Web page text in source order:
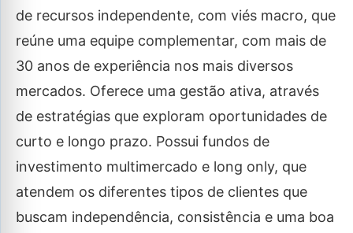
de recursos independente, com viés macro, que
reúne uma equipe complementar, com mais de
30 anos de experiência nos mais diversos
mercados. Oferece uma gestão ativa, através
de estratégias que exploram oportunidades de
curto e longo prazo. Possui fundos de
investimento multimercado e long only, que
atendem os diferentes tipos de clientes que
buscam independência, consistência e uma boa